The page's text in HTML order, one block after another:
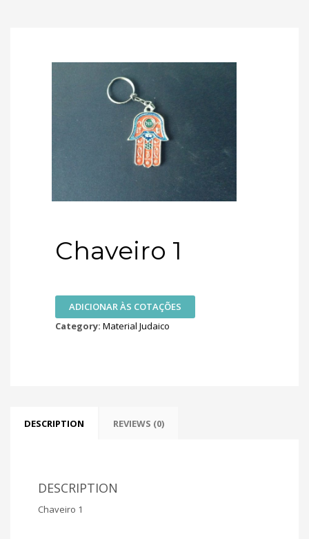
Chaveiro 1
ADICIONAR ÀS COTAÇÕES
Category: Material Judaico
DESCRIPTION REVIEWS (0)
DESCRIPTION
Chaveiro 1